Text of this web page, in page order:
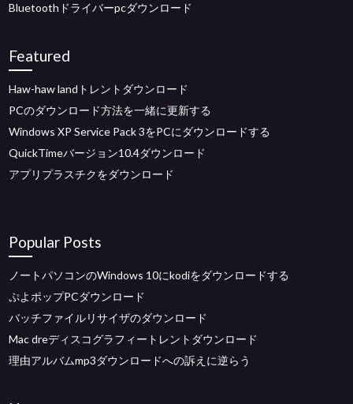
Bluetoothドライバーpcダウンロード
Featured
Haw-haw landトレントダウンロード
PCのダウンロード方法を一緒に更新する
Windows XP Service Pack 3をPCにダウンロードする
QuickTimeバージョン10.4ダウンロード
アプリプラスチクをダウンロード
Popular Posts
ノートパソコンのWindows 10にkodiをダウンロードする
ぷよポップPCダウンロード
バッチファイルリサイザのダウンロード
Mac dreディスコグラフィートレントダウンロード
理由アルバムmp3ダウンロードへの訴えに逆らう